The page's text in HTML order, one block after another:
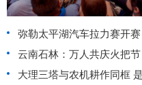
弥勒太平湖汽车拉力赛开赛
云南石林：万人共庆火把节
大理三塔与农机耕作同框